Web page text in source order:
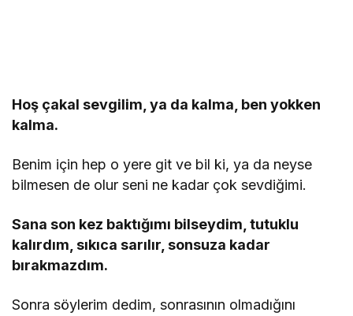
Hoş çakal sevgilim, ya da kalma, ben yokken
kalma.
Benim için hep o yere git ve bil ki, ya da neyse
bilmesen de olur seni ne kadar çok sevdiğimi.
Sana son kez baktığımı bilseydim, tutuklu
kalırdım, sıkıca sarılır, sonsuza kadar
bırakmazdım.
Sonra söylerim dedim, sonrasının olmadığını